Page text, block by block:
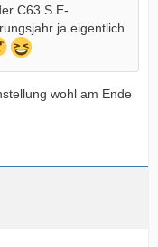
C63 S E-
ja eigentlich
wohl am Ende